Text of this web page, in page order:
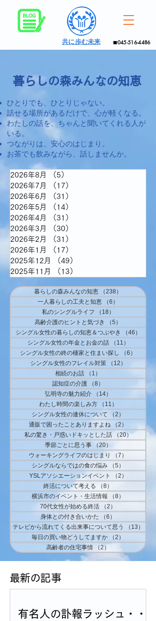
☎045-516-4486
共に歩む未来
暮らしの森みんなの知恵
ひとりでも、ひとりじゃない。
話せる場所があるだけで、心が軽くなる。
わたしの話を、ちゃんと聞いてくれる人が
いる。
つながりは、安心のはじまり。
お茶でも飲みながら、話しませんか。
2026年8月 （5）
2026年7月
（17）
2026年6月
（31）
2026年5月
（14）
2026年4月
（31）
2026年3月
（30）
2026年2月
（31）
2026年1月
（17）
2025年12月
（49）
2025年11月
（13）
暮らしの森みんなの知恵 （238）
238件の記事
一人暮らしの工夫と知恵
（6）
私のシングルライフ
（18）
高齢介護のヒントと気づき
（5）
シングル女性の暮らしの知恵＆つぶやき
（46）
シングル女性の年金とお金の話
（11）
シングル女性の終の棲家と住まい探し
（6）
シングル女性のフレイル対策
（12）
相続のお話
（1）
認知症の介護
（8）
弘明寺の魅力紹介
（14）
わたし時間の楽しみ方
（11）
シングル女性の連休について
（2）
通販で困ったことありますよね
（2）
2件の記事
私の驚き・戸惑いドキッとした話
（20）20件の記
季節ごとに思う事
（20）
ウォーキングライフのはじまり
（7）
シングルならではの食の悩み
（5）
YSLアソシエーションイベント
（2）
終活について考える
（8）
横浜市のイベント・生活情報
（8）
70代女性が始める終活
（2）
身体との付き合いかた
（6）
テレビから流れてくる出来事について思う
（13）
毎日の買い物どうしてますか
（2）
高齢者の住宅事情
（2）
​最新の記事
有名人の訃報ラッシュ・・